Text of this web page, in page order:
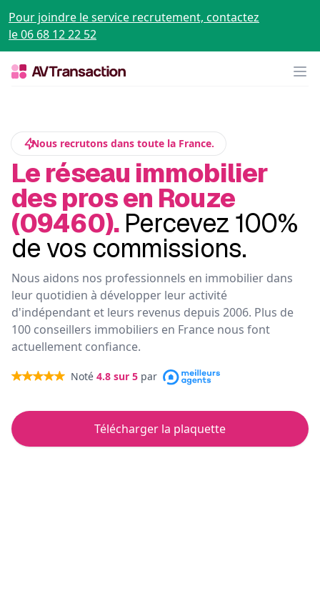
Pour joindre le service recrutement, contactez
le 06 68 12 22 52
Nous recrutons dans toute la France.
Le réseau immobilier
des pros en Rouze
(09460). Percevez 100%
de vos commissions.
Nous aidons nos professionnels en immobilier dans
leur quotidien à développer leur activité
d'indépendant et leurs revenus depuis 2006. Plus de
100 conseillers immobiliers en France nous font
actuellement confiance.
Noté 4.8 sur 5 par
Télécharger la plaquette